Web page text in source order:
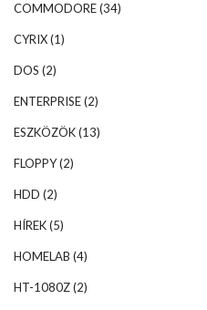
COMMODORE(34)
CYRIX(1)
DOS (2)
ENTERPRISE(2)
ESZKÖZÖK(13)
FLOPPY(2)
HDD (2)
HÍREK(5)
HOMELAB (4)
HT-1080Z(2)